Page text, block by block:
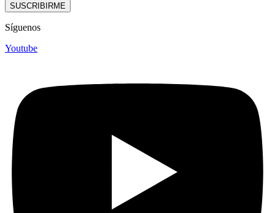
SUSCRIBIRME
Síguenos
Youtube